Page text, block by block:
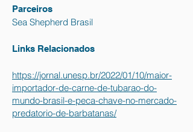
Parceiros
Sea Shepherd Brasil
Links Relacionados
https://jornal.unesp.br/2022/01/10/maior-
importador-de-carne-de-tubarao-do-
mundo-brasil-e-peca-chave-no-mercado-
predatorio-de-barbatanas/